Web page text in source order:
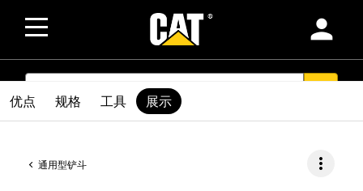
person
SEARCH
通用型铲斗 more_vert
优点 规格 工具 展示